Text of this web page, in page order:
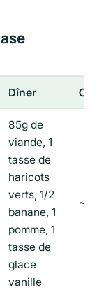
Dîner
85g de
viande, 1
tasse de
haricots
verts, 1/2
banane, 1
pomme, 1
tasse de
glace
vanille